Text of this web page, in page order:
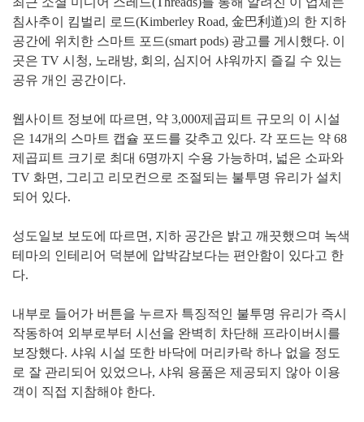
침사추이 킴벌리 로드(Kimberley Road, 金巴利道)의 한 지하
공간에 위치한 스마트 포드(smart pods) 광고를 게시했다. 이
곳은 TV 시청, 노래방, 회의, 심지어 샤워까지 즐길 수 있는
공유 개인 공간이다.
웹사이트 정보에 따르면, 약 3,000제곱피트 규모의 이 시설
은 14개의 스마트 캡슐 포드를 갖추고 있다. 각 포드는 약 68
제곱피트 크기로 최대 6명까지 수용 가능하며, 넓은 소파와
TV 화면, 그리고 리모컨으로 조절되는 불투명 유리가 설치
되어 있다.
성도일보 보도에 따르면, 지하 공간은 밝고 깨끗했으며 녹색
테마의 인테리어 덕분에 압박감보다는 편안함이 있다고 한
다.
내부로 들어가 버튼을 누르자 특징적인 불투명 유리가 즉시
작동하여 외부로부터 시선을 완벽히 차단해 프라이버시를
보장했다. 샤워 시설 또한 바닥에 머리카락 하나 없을 정도
로 잘 관리되어 있었으나, 샤워 용품은 제공되지 않아 이용
객이 직접 지참해야 한다.